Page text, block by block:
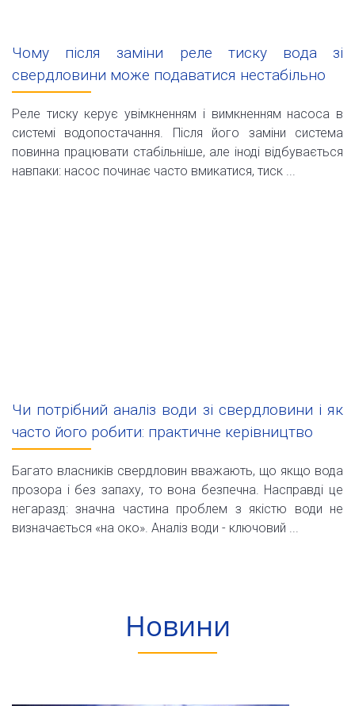
Чому після заміни реле тиску вода зі
свердловини може подаватися нестабільно
Реле тиску керує увімкненням і вимкненням насоса в
системі водопостачання. Після його заміни система
повинна працювати стабільніше, але іноді відбувається
навпаки: насос починає часто вмикатися, тиск ...
Чи потрібний аналіз води зі свердловини і як
часто його робити: практичне керівництво
Багато власників свердловин вважають, що якщо вода
прозора і без запаху, то вона безпечна. Насправді це
негаразд: значна частина проблем з якістю води не
визначається «на око». Аналіз води - ключовий ...
Новини